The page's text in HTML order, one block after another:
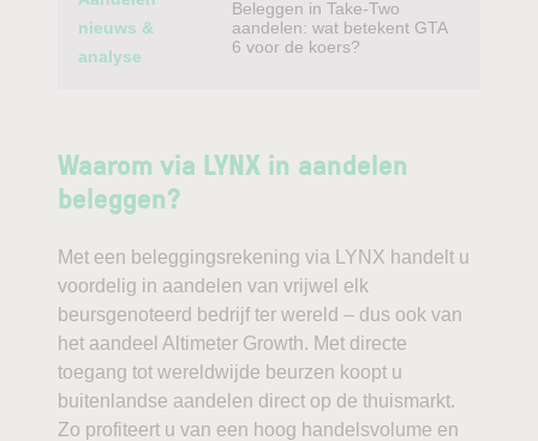
nieuws &
analyse
Beleggen in Take-Two
aandelen: wat betekent GTA
6 voor de koers?
Waarom via LYNX in aandelen
beleggen?
Met een beleggingsrekening via LYNX handelt u
voordelig in aandelen van vrijwel elk
beursgenoteerd bedrijf ter wereld – dus ook van
het aandeel Altimeter Growth. Met directe
toegang tot wereldwijde beurzen koopt u
buitenlandse aandelen direct op de thuismarkt.
Zo profiteert u van een hoog handelsvolume en